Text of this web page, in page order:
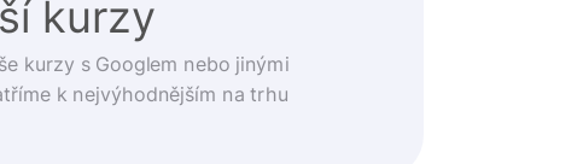
kurzy
kurzy s Googlem nebo jinými
k nejvýhodnějším na trhu